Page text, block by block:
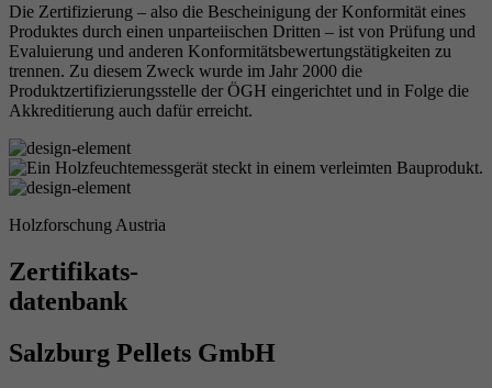
Die Zertifizierung – also die Bescheinigung der Konformität eines
Produktes durch einen unparteiischen Dritten – ist von Prüfung und
Evaluierung und anderen Konformitätsbewertungstätigkeiten zu
trennen. Zu diesem Zweck wurde im Jahr 2000 die
Produktzertifizierungsstelle der ÖGH eingerichtet und in Folge die
Akkreditierung auch dafür erreicht.
Holzforschung Austria
Zertifikats-
datenbank
Salzburg Pellets GmbH